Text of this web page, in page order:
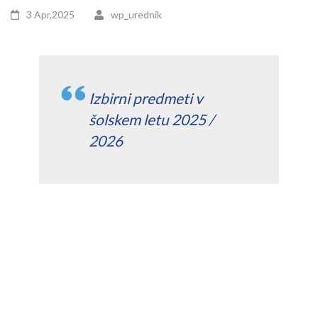
3 Apr,2025 wp_urednik
Izbirni predmeti v
šolskem letu 2025 /
2026